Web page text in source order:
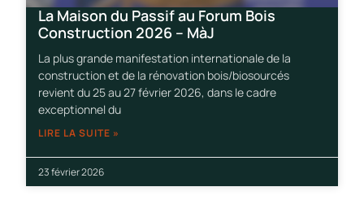
La Maison du Passif au Forum Bois
Construction 2026 – MàJ
La plus grande manifestation internationale de la
construction et de la rénovation bois/biosourcés
revient du 25 au 27 février 2026, dans le cadre
exceptionnel du
LIRE LA SUITE »
23 février 2026